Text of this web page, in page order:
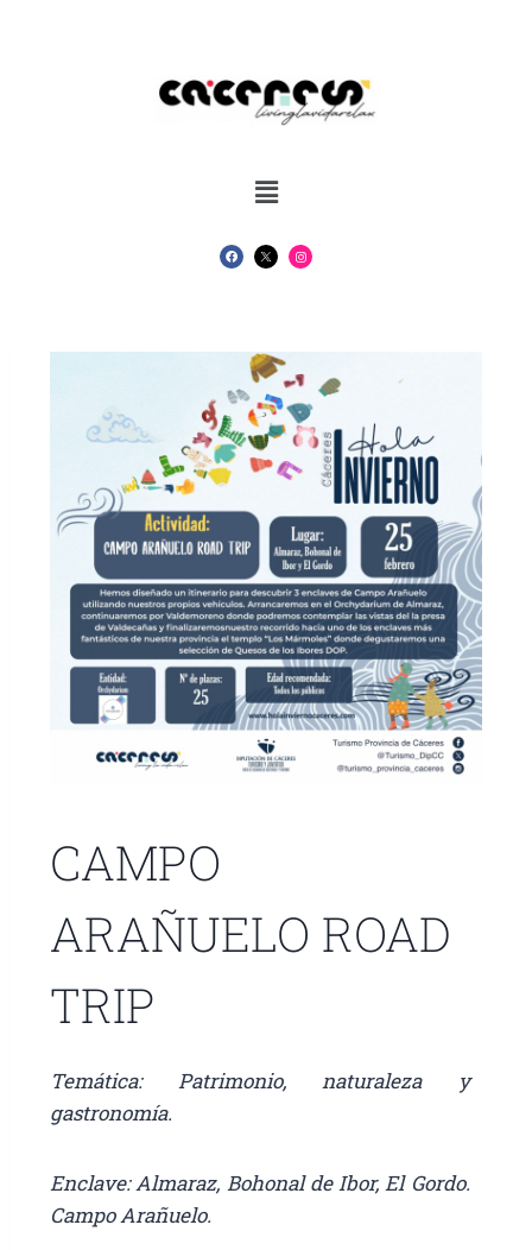
CAMPO
ARAÑUELO ROAD
TRIP
Temática: Patrimonio, naturaleza y
gastronomía.
Enclave: Almaraz, Bohonal de Ibor, El Gordo.
Campo Arañuelo.